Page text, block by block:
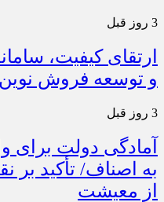
3 روز قبل
ارتقای کیفیت،
و توسعه فروش
3 روز قبل
آمادگی دولت برای
به اصناف/ تأکید بر
از معیشت